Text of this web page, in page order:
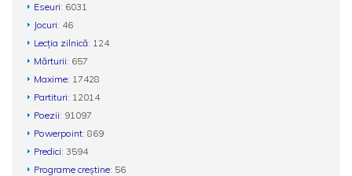
Eseuri: 6031
Jocuri: 46
Lecția zilnică: 124
Mărturii: 657
Maxime: 17428
Partituri: 12014
Poezii: 91097
Powerpoint: 869
Predici: 3594
Programe creștine: 56